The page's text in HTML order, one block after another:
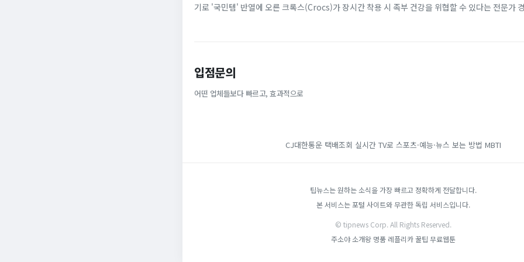
기로 '국민템' 반열에 오른 크록스(Crocs)가 장시간 착용 시 족부 건강을 위협할 수 있다는 전문가 경
입점문의
어떤 업체들보다 빠르고, 효과적으로
CJ대한통운 택배조회 실시간 TV로 스포츠·예능·뉴스 보는 방법 MBTI
팁뉴스는 원하는 소식을 가장 빠르고 정확하게 전달합니다.
본 서비스는 포털 사이트와 무관한 독립 서비스입니다.
© tipnews Corp. All Rights Reserved.
주소야 소개왕 명품 레플리카꿀팁 무료웹툰